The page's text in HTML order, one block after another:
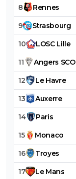
8 Rennes
9 Strasbourg
10 LOSC Lille
11 Angers SCO
12 Le Havre
13 Auxerre
14 Paris
15 Monaco
16 Troyes
17 Le Mans